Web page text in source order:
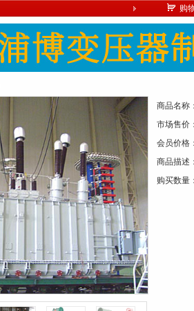
词
购
商品名称
市场售价
会员价格
商品描述
购买数量